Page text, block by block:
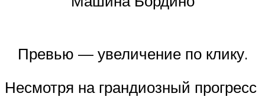
Превью — увеличение по клику.
Несмотря на грандиозный прогресс